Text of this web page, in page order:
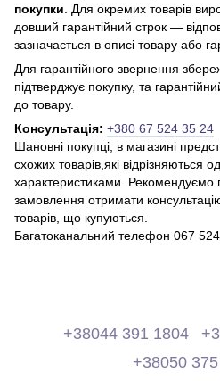
покупки . Для окремих товарів
довший гарантійний строк —
зазначається в описі товару або
Для гарантійного звернення
підтверджує покупку, та
до товару.
Консультація: +380 67 524 35 24
Шановні покупці, в магазині
схожих товарів,які відрізняються
характеристиками.
замовлення отримати
товарів, що купуються.
Багатоканальний телефон 067
+38044 391 1804
+38050